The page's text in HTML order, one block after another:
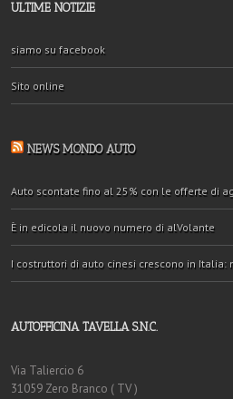
ULTIME NOTIZIE
siamo su facebook
Sito online
NEWS MONDO AUTO
Auto scontate fino al 25% con le offerte di
È in edicola il nuovo numero di alVolante
I costruttori di auto cinesi crescono in
AUTOFFICINA TAVELLA S.N.C.
Via Taliercio 6
31059 Zero Branco ( TV )